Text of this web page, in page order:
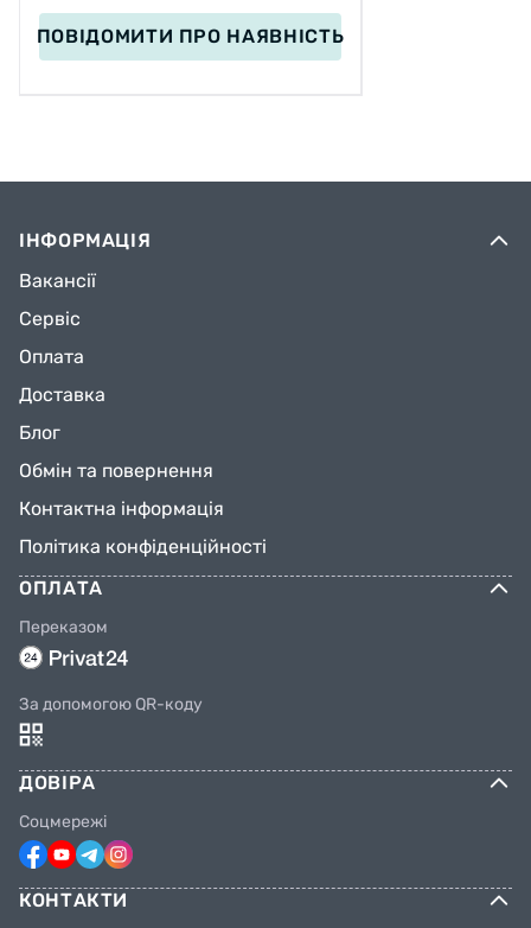
ПОВІДОМИТИ ПРО НАЯВНІСТЬ
ІНФОРМАЦІЯ
Вакансії
Сервіс
Оплата
Доставка
Блог
Обмін та повернення
Контактна інформація
Політика конфіденційності
ОПЛАТА
Переказом
За допомогою QR-коду
ДОВІРА
Соцмережі
КОНТАКТИ